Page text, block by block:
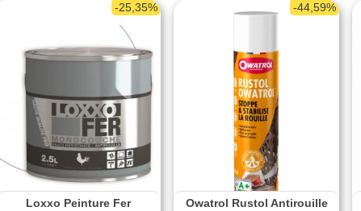
-25,35%
Loxxo Peinture Fer
-44,59%
Owatrol Rustol Antirouille